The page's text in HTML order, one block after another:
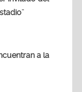
a la